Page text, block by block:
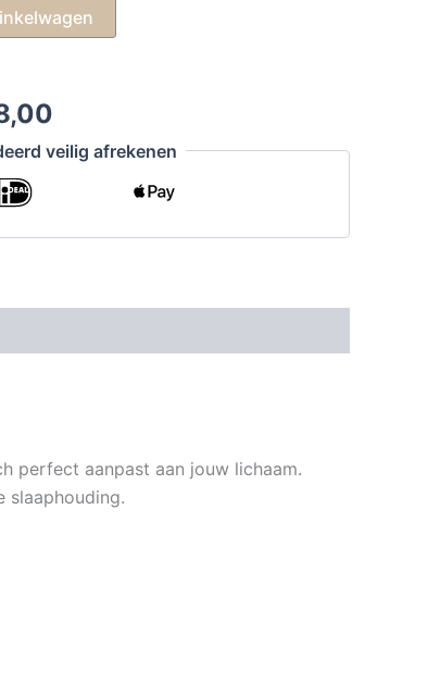
€ 1.249,00
€ 2.698,00
veilig afrekenen
perfect aanpast aan jouw lichaam.
slaaphouding.